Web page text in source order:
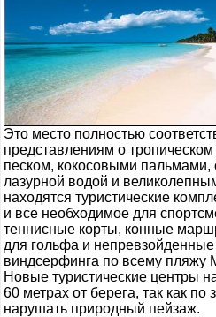
Это место полностью
представлениям о
песком, кокосовыми
лазурной водой и
находятся туристические
и все необходимое для
теннисные корты, конные
для гольфа и
виндсерфинга по всему пляжу
Новые туристические центры
60 метрах от берега, так как по
нарушать природный пейзаж.